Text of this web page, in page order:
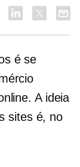
é se
A ideia
sites é, no